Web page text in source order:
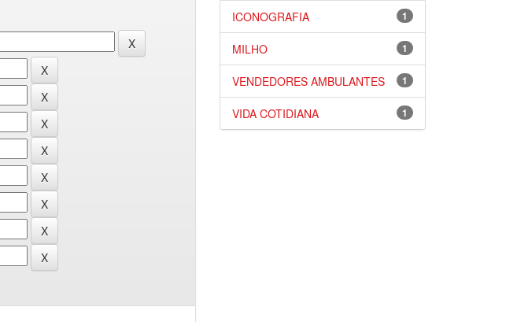
1
ICONOGRAFIA
1
MILHO
1
VENDEDORES AMBULANTES
1
VIDA COTIDIANA